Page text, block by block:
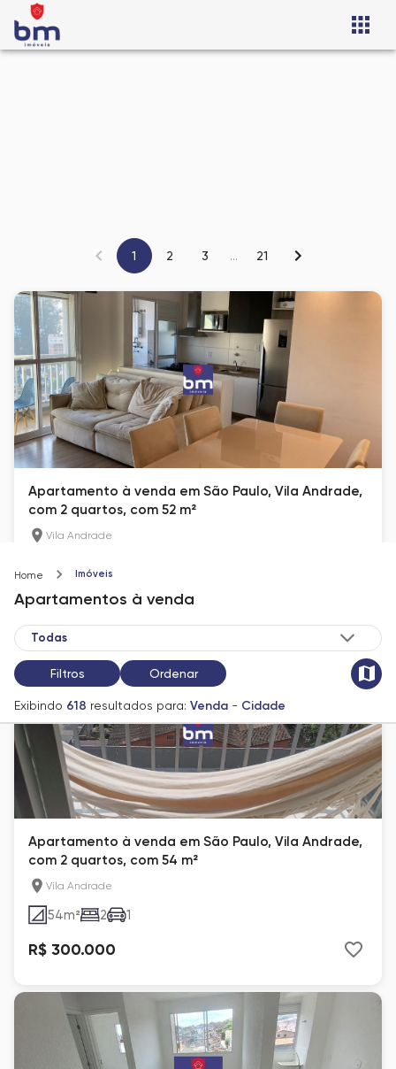
Home Imóveis
Apartamentos à venda
Filtros Ordenar
Exibindo 618 resultados para: Venda - Cidade
1 2 3 ... 21
Apartamento à venda em São Paulo, Vila Andrade,
com 2 quartos, com 52 m²
Vila Andrade
R$ 370.000
Apartamento à venda em São Paulo, Vila Andrade,
com 2 quartos, com 54 m²
Vila Andrade
54m² 2 1
R$ 300.000